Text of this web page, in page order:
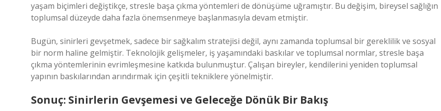
yaşam biçimleri değiştikçe, stresle başa çıkma yöntemleri de dönüşüme uğramıştır. Bu değişim, bireysel sağlığın
toplumsal düzeyde daha fazla önemsenmeye başlanmasıyla devam etmiştir.
Bugün, sinirleri gevşetmek, sadece bir sağkalım stratejisi değil, aynı zamanda toplumsal bir gereklilik ve sosyal
bir norm haline gelmiştir. Teknolojik gelişmeler, iş yaşamındaki baskılar ve toplumsal normlar, stresle başa
çıkma yöntemlerinin evrimleşmesine katkıda bulunmuştur. Çalışan bireyler, kendilerini yeniden toplumsal
yapının baskılarından arındırmak için çeşitli tekniklere yönelmiştir.
Sonuç: Sinirlerin Gevşemesi ve Geleceğe Dönük Bir Bakış